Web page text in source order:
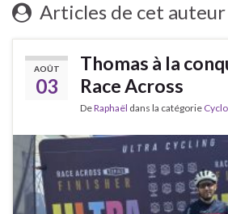
Articles de cet auteur
AOÛT
03
Thomas à la
Race Across
DeRaphaël dans la catégorie Cyclo